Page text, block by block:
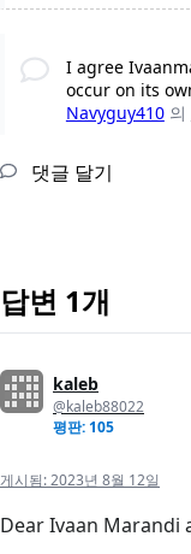
I agree
occur on its
Navyguy410 의
댓글 달기
답변 1개
kaleb
@kaleb88022
평판: 105
게시됨:2023년 8월 12일
Dear Ivaan Marandi